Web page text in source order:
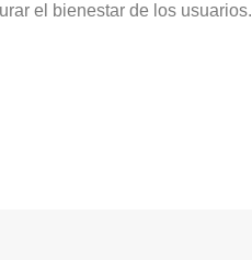
el bienestar de los usuarios.